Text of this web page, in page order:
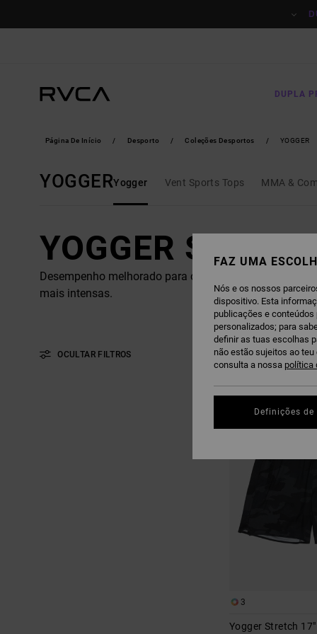
DUPLA
Página De Início Desporto Coleções Desportos YOGGER
YOGGERYogger Vent Sports Tops MMA &
YOGGER SERIES
Desempenho melhorado para o apoiar nas suas
mais intensas.
OCULTAR FILTROS
AVANÇAR
PARA
PROCURAR
CRITÉRIOS
AVANÇAR
PARA
ORDENAR
3
Yogger Stretch 17"
FAZ UMA
Nós e os nossos
dispositivo. Esta
publicações e conteúdos
personalizados; para
definir as tuas escolhas
não estão sujeitos ao
consulta a nossa política
Definições de